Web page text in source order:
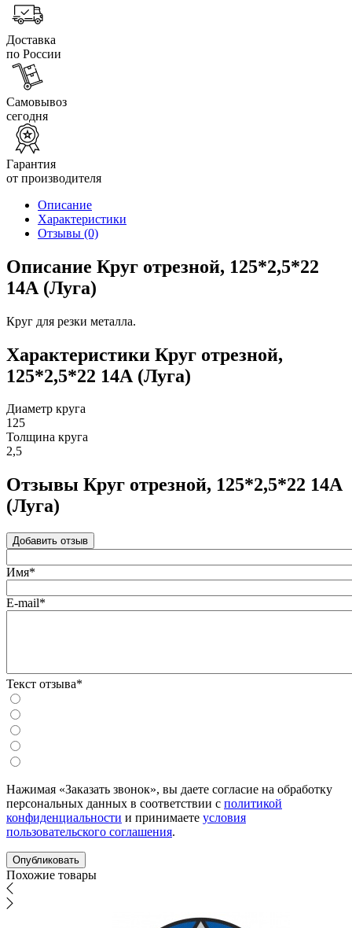
Доставка
по России
Самовывоз
сегодня
Гарантия
от производителя
Описание
Характеристики
Отзывы (0)
Описание Круг отрезной, 125*2,5*22
14А (Луга)
Круг для резки металла.
Характеристики Круг отрезной,
125*2,5*22 14А (Луга)
Диаметр круга
125
Толщина круга
2,5
Отзывы Круг отрезной, 125*2,5*22 14А
(Луга)
Добавить отзыв
Имя*
E-mail*
Текст отзыва*
Нажимая «Заказать звонок», вы даете согласие на обработку
персональных данных в соответствии с политикой
конфиденциальности и принимаете условия
пользовательского соглашения.
Похожие товары